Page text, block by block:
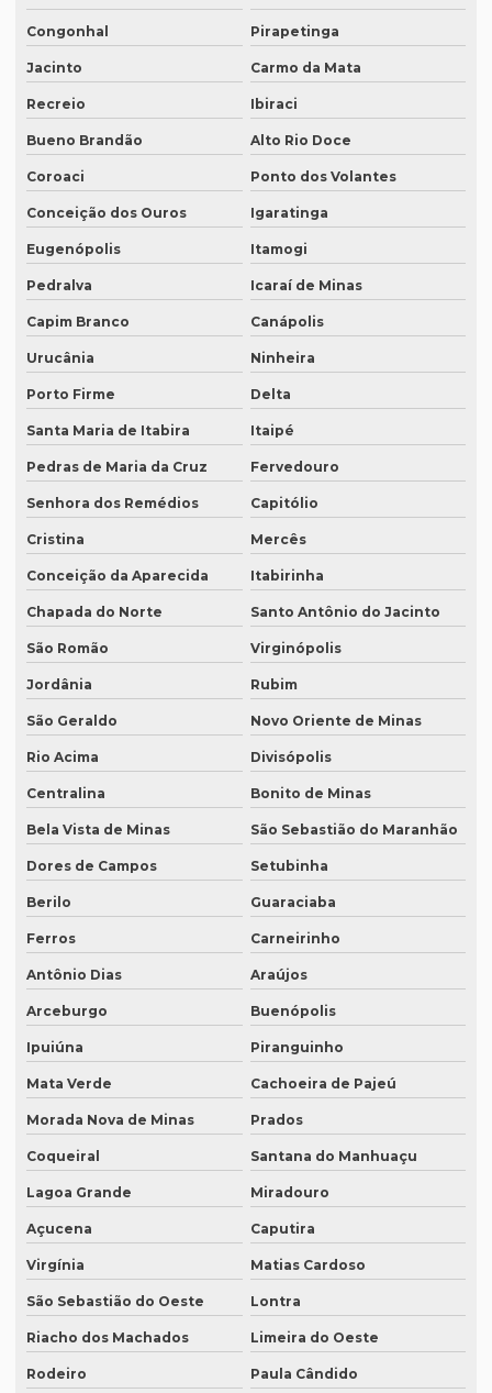
Preço para tradução
Preço de tradução de árabe
Preço tradução em chinês
Preço tradução para francês
Preço tradução francês portugues
Preço de tradução juramentada
Preço tradução juramentada alemão
Preço tradução juramentada brasil
Preço de tradução juramentada italiano
Preço tradução por página
Preço tradução por palavra
Preço tradução português inglês
Preço tradução russo
Preço tradução russo português
Preço tradução simultânea
Preço tradução técnica
Preço tradutor juramentado
Preço de um artigo científico
Profissional que realiza a tradução simultânea
Qual a diferença entre tradução simples para tradução
juramentada?
Qual é a melhor empresa de tradução em SP?
Qual é o preço da tradução simultânea?
Qual o preço de uma tradução juramentada italiano?
Qual o valor da tradução juramentada
Qual é o valor de um artigo científico
Quando eu preciso de uma tradução juramentada?
Quanto custa a diária tradução simultânea
Quanto custa a diária de um intérprete simultâneo
Quanto custa equipamento de tradução simultânea
Quanto custa para fazer uma tradução juramentada
Quanto custa tradução juramentada alemão
Congonhal Pirapetinga
Jacinto Carmo da Mata
Recreio Ibiraci
Bueno Brandão Alto Rio Doce
Coroaci Ponto dos Volantes
Conceição dos Ouros Igaratinga
Eugenópolis Itamogi
Pedralva Icaraí de Minas
Capim Branco Canápolis
Urucânia Ninheira
Porto Firme Delta
Santa Maria de Itabira Itaipé
Pedras de Maria da Cruz Fervedouro
Senhora dos Remédios Capitólio
Cristina Mercês
Conceição da Aparecida Itabirinha
Chapada do Norte Santo Antônio do Jacinto
São Romão Virginópolis
Jordânia Rubim
São Geraldo Novo Oriente de Minas
Rio Acima Divisópolis
Centralina Bonito de Minas
Bela Vista de Minas São Sebastião do Maranhão
Dores de Campos Setubinha
Berilo Guaraciaba
Ferros Carneirinho
Antônio Dias Araújos
Arceburgo Buenópolis
Ipuiúna Piranguinho
Mata Verde Cachoeira de Pajeú
Morada Nova de Minas Prados
Coqueiral Santana do Manhuaçu
Lagoa Grande Miradouro
Açucena Caputira
Virgínia Matias Cardoso
São Sebastião do Oeste Lontra
Riacho dos Machados Limeira do Oeste
Rodeiro Paula Cândido